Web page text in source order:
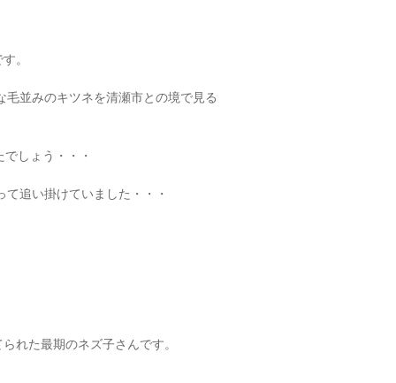
。
並みのキツネを清瀬市との境で見る
しょう・・・
追い掛けていました・・・
れた最期のネズ子さんです。